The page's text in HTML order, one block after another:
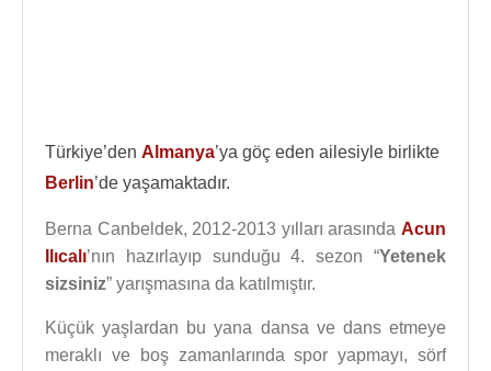
Türkiye’den Almanya’ya göç eden ailesiyle birlikte
Berlin’de yaşamaktadır.
Berna Canbeldek, 2012-2013 yılları arasında Acun
Ilıcalı’nın hazırlayıp sunduğu 4. sezon “Yetenek
sizsiniz” yarışmasına da katılmıştır.
Küçük yaşlardan bu yana dansa ve dans etmeye
meraklı ve boş zamanlarında spor yapmayı, sörf